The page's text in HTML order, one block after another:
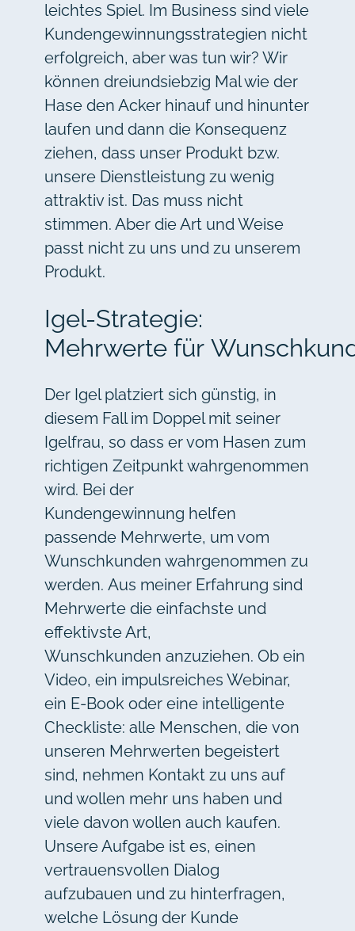
leichtes Spiel. Im Business sind viele
Kundengewinnungsstrategien nicht
erfolgreich, aber was tun wir? Wir
können dreiundsiebzig Mal wie der
Hase den Acker hinauf und hinunter
laufen und dann die Konsequenz
ziehen, dass unser Produkt bzw.
unsere Dienstleistung zu wenig
attraktiv ist. Das muss nicht
stimmen. Aber die Art und Weise
passt nicht zu uns und zu unserem
Produkt.
Igel-Strategie:
Mehrwerte für
Der Igel platziert sich günstig, in
diesem Fall im Doppel mit seiner
Igelfrau, so dass er vom Hasen zum
richtigen Zeitpunkt wahrgenommen
wird. Bei der
Kundengewinnung helfen
passende Mehrwerte, um vom
Wunschkunden wahrgenommen zu
werden. Aus meiner Erfahrung sind
Mehrwerte die einfachste und
effektivste Art,
Wunschkunden anzuziehen. Ob ein
Video, ein impulsreiches Webinar,
ein E-Book oder eine intelligente
Checkliste: alle Menschen, die von
unseren Mehrwerten begeistert
sind, nehmen Kontakt zu uns auf
und wollen mehr uns haben und
viele davon wollen auch kaufen.
Unsere Aufgabe ist es, einen
vertrauensvollen Dialog
aufzubauen und zu hinterfragen,
welche Lösung der Kunde